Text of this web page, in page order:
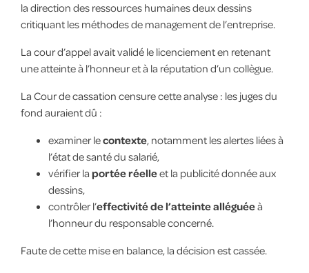
la direction des ressources humaines deux dessins
critiquant les méthodes de management de l’entreprise.
La cour d’appel avait validé le licenciement en retenant
une atteinte à l’honneur et à la réputation d’un collègue.
La Cour de cassation censure cette analyse : les juges du
fond auraient dû :
examiner lecontexte, notamment les alertes liées à
l’état de santé du salarié,
vérifier la portée réelleet la publicité donnée aux
dessins,
contrôler l’effectivité de l’atteinte alléguéeà
l’honneur du responsable concerné.
Faute de cette mise en balance, la décision est cassée.